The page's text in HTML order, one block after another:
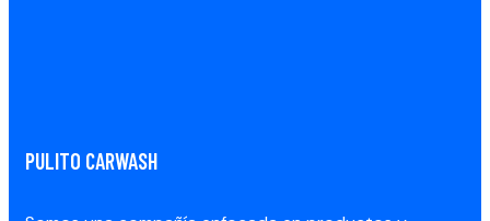
PULITO CARWASH